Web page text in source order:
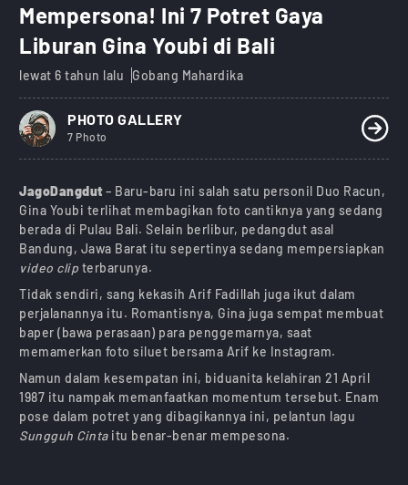
Mempersona! Ini 7 Potret Gaya
Liburan Gina Youbi di Bali
lewat 6 tahun lalu Gobang Mahardika
PHOTO GALLERY
7 Photo
JagoDangdut– Baru-baru ini salah satu personil Duo Racun,
Gina Youbi terlihat membagikan foto cantiknya yang sedang
berada di Pulau Bali. Selain berlibur, pedangdut asal
Bandung, Jawa Barat itu sepertinya sedang mempersiapkan
video clip terbarunya.
Tidak sendiri, sang kekasih Arif Fadillah juga ikut dalam
perjalanannya itu. Romantisnya, Gina juga sempat membuat
baper (bawa perasaan) para penggemarnya, saat
memamerkan foto siluet bersama Arif ke Instagram.
Namun dalam kesempatan ini, biduanita kelahiran 21 April
1987 itu nampak memanfaatkan momentum tersebut. Enam
pose dalam potret yang dibagikannya ini, pelantun lagu
Sungguh Cinta itu benar-benar mempesona.